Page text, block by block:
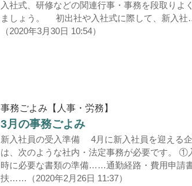
入社式、研修などの関連行事・事務を段取りよ
ましょう。 初出社や入社式に際して、新入
（2020年3月30日 10:54）
事務ごよみ【人事・労務】
3月の事務ごよみ
新入社員の受入準備 4月に新入社員を迎える
は、次のような社内・法定事務が必要です。 ①
時に必要な書類の準備……通勤経路・費用申請書
扶……（2020年2月26日 11:37）